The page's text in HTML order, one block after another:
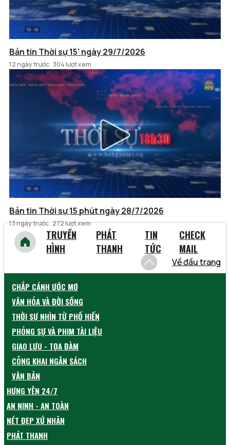
Bản tin Thời sự 15' ngày 29/7/2026
12 ngày trước 304 lượt xem
Bản tin Thời sự 15 phút ngày 28/7/2026
13 ngày trước 272 lượt xem
TRUYỀN
HÌNH
PHÁT
THANH
TIN
TỨC
CHECK
MAIL
Về đầu trang
CHẮP CÁNH ƯỚC MƠ
VĂN HÓA VÀ ĐỜI SỐNG
THỜI SỰ NHÌN TỪ PHỐ HIẾN
PHÓNG SỰ VÀ PHIM TÀI LIỆU
GIAO LƯU - TỌA ĐÀM
CÔNG KHAI NGÂN SÁCH
VĂN BẢN
HƯNG YÊN 24/7
AN NINH - AN TOÀN
NÉT ĐẸP XỨ NHÃN
PHÁT THANH